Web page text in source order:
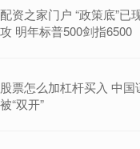
配资之家门户 “政策底”已
攻 明年标普500剑指6500
股票怎么加杠杆买入 中
被“双开”